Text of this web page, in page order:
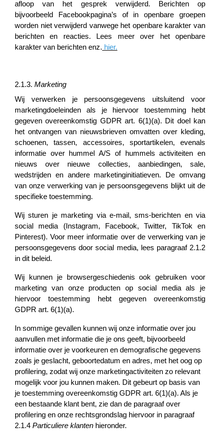
afloop van het gesprek verwijderd. Berichten op
bijvoorbeeld Facebookpagina’s of in openbare groepen
worden niet verwijderd vanwege het openbare karakter van
berichten en reacties. Lees meer over het openbare
karakter van berichten enz. hier.
2.1.3. Marketing
Wij verwerken je persoonsgegevens uitsluitend voor
marketingdoeleinden als je hiervoor toestemming hebt
gegeven overeenkomstig GDPR art. 6(1)(a). Dit doel kan
het ontvangen van nieuwsbrieven omvatten over kleding,
schoenen, tassen, accessoires, sportartikelen, evenals
informatie over hummel A/S of hummels activiteiten en
nieuws over nieuwe collecties, aanbiedingen, sale,
wedstrijden en andere marketinginitiatieven. De omvang
van onze verwerking van je persoonsgegevens blijkt uit de
specifieke toestemming.
Wij sturen je marketing via e-mail, sms-berichten en via
social media (Instagram, Facebook, Twitter, TikTok en
Pinterest). Voor meer informatie over de verwerking van je
persoonsgegevens door social media, lees paragraaf 2.1.2
in dit beleid.
Wij kunnen je browsergeschiedenis ook gebruiken voor
marketing van onze producten op social media als je
hiervoor toestemming hebt gegeven overeenkomstig
GDPR art. 6(1)(a).
In sommige gevallen kunnen wij onze informatie over jou
aanvullen met informatie die je ons geeft, bijvoorbeeld
informatie over je voorkeuren en demografische gegevens
zoals je geslacht, geboortedatum en adres, met het oog op
profilering, zodat wij onze marketingactiviteiten zo relevant
mogelijk voor jou kunnen maken. Dit gebeurt op basis van
je toestemming overeenkomstig GDPR art. 6(1)(a). Als je
een bestaande klant bent, zie dan de paragraaf over
profilering en onze rechtsgrondslag hiervoor in paragraaf
2.1.4 Particuliere klanten hieronder.